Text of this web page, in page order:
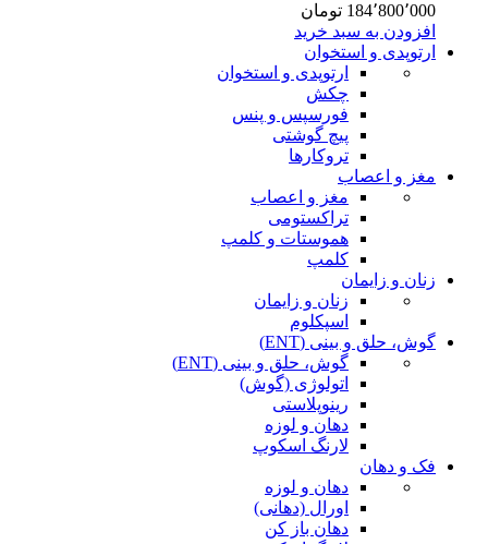
184٬800٬000 تومان
افزودن به سبد خرید
ارتوپدی و استخوان
ارتوپدی و استخوان
چکش
فورسپس و پنس
پیچ گوشتی
تروکارها
مغز و اعصاب
مغز و اعصاب
تراکستومی
هموستات و کلمپ
کلمپ
زنان و زایمان
زنان و زایمان
اسپکلوم
گوش، حلق و بینی (ENT)
گوش، حلق و بینی (ENT)
اتولوژی (گوش)
رینوپلاستی
دهان و لوزه
لارنگ اسکوپ
فک و دهان
دهان و لوزه
اورال (دهانی)
دهان باز کن